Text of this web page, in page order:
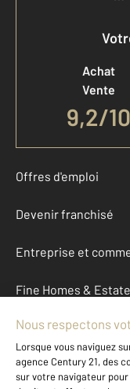
Achat
Vente
9,2/10
Offres d'emploi
Devenir franchisé
Entreprise et
Fine Homes &
À propos
International